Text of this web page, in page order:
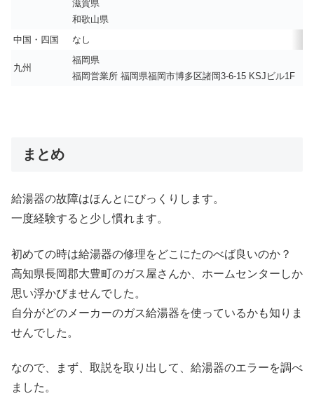
滋賀県
和歌山県
中国・四国
なし
九州
福岡県
福岡営業所 福岡県福岡市博多区諸岡3-6-15 KSJビル1F
まとめ
給湯器の故障はほんとにびっくりします。
一度経験すると少し慣れます。
初めての時は給湯器の修理をどこにたのべば良いのか？
高知県長岡郡大豊町のガス屋さんか、ホームセンターしか
思い浮かびませんでした。
自分がどのメーカーのガス給湯器を使っているかも知りま
せんでした。
なので、まず、取説を取り出して、給湯器のエラーを調べ
ました。